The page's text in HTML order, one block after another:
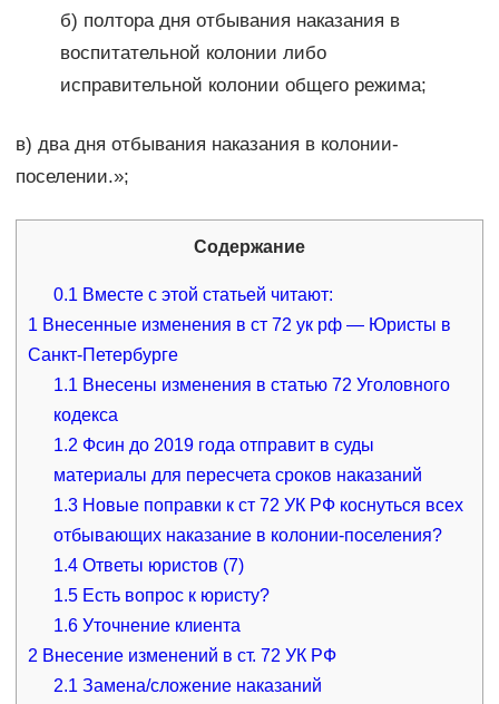
б) полтора дня отбывания наказания в
воспитательной колонии либо
исправительной колонии общего режима;
в) два дня отбывания наказания в колонии-
поселении.»;
Содержание
0.1 Вместе с этой статьей читают:
1 Внесенные изменения в ст 72 ук рф — Юристы в
Санкт-Петербурге
1.1 Внесены изменения в статью 72 Уголовного
кодекса
1.2 Фсин до 2019 года отправит в суды
материалы для пересчета сроков наказаний
1.3 Новые поправки к ст 72 УК РФ коснуться всех
отбывающих наказание в колонии-поселения?
1.4 Ответы юристов (7)
1.5 Есть вопрос к юристу?
1.6 Уточнение клиента
2 Внесение изменений в ст. 72 УК РФ
2.1 Замена/сложение наказаний